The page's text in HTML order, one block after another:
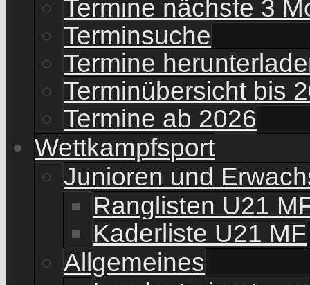
Termine nächste 3
Terminsuche
Termine
Terminübersicht bis
Termine ab 2026
Wettkampfsport
Junioren und
Ranglisten U21
Kaderliste U21 MF
Allgemeines